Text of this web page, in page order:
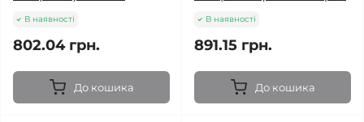
В наявності
802.04 грн.
До кошика
В наявності
891.15 грн.
До кошика